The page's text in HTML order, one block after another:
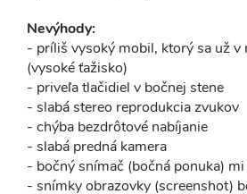
Nevýhody:
- príliš vysoký mobil, ktorý sa už v
(vysoké ťažisko)
- priveľa tlačidiel v bočnej stene
- slabá stereo reprodukcia zvukov
- chýba bezdrôtové nabíjanie
- slabá predná kamera
- bočný snímač (bočná ponuka)
- snímky obrazovky (screenshot)